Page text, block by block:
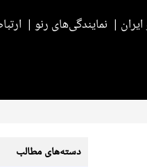
نمایندگی‌های رنو
دسته‌های مطالب